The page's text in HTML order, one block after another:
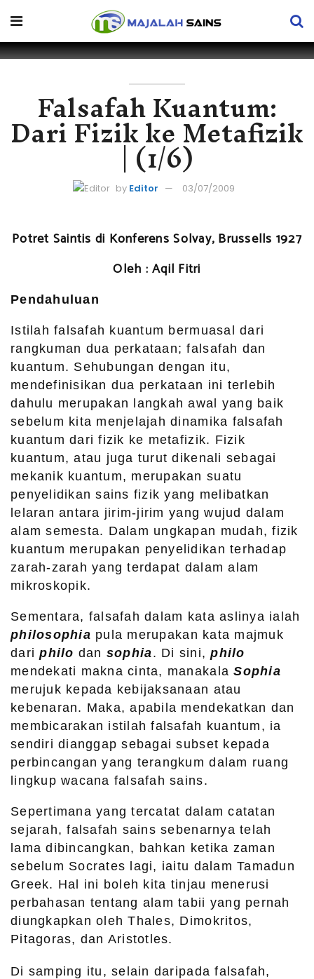
Falsafah Kuantum:
Dari Fizik ke Metafizik
| (1/6)
by Editor 03/07/2009
Potret Saintis di Konferens Solvay, Brussells 1927
Oleh : Aqil Fitri
Pendahuluan
Istilah falsafah kuantum bermuasal dari
rangkuman dua perkataan; falsafah dan
kuantum. Sehubungan dengan itu,
mendefinisikan dua perkataan ini terlebih
dahulu merupakan langkah awal yang baik
sebelum kita menjelajah dinamika falsafah
kuantum dari fizik ke metafizik. Fizik
kuantum, atau juga turut dikenali sebagai
mekanik kuantum, merupakan suatu
penyelidikan sains fizik yang melibatkan
lelaran antara jirim-jirim yang wujud dalam
alam semesta. Dalam ungkapan mudah, fizik
kuantum merupakan penyelidikan terhadap
zarah-zarah yang terdapat dalam alam
mikroskopik.
Sementara, falsafah dalam kata aslinya ialah
philosophia pula merupakan kata majmuk
dariphilo dan sophia. Di sini,philo
mendekati makna cinta, manakala Sophia
merujuk kepada kebijaksanaan atau
kebenaran. Maka, apabila mendekatkan dan
membicarakan istilah falsafah kuantum, ia
sendiri dianggap sebagai subset kepada
perbincangan yang terangkum dalam ruang
lingkup wacana falsafah sains.
Sepertimana yang tercatat dalam catatan
sejarah, falsafah sains sebenarnya telah
lama dibincangkan, bahkan ketika zaman
sebelum Socrates lagi, iaitu dalam Tamadun
Greek. Hal ini boleh kita tinjau menerusi
perbahasan tentang alam tabii yang pernah
diungkapkan oleh Thales, Dimokritos,
Pitagoras, dan Aristotles.
Di samping itu, selain daripada falsafah,